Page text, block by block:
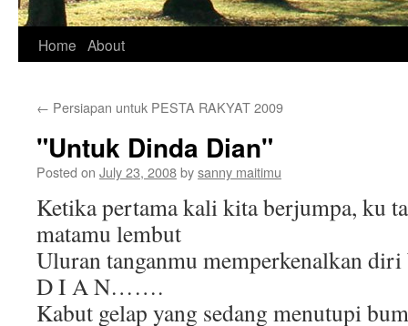
Skip
content
Home About
← Persiapan untuk PESTA RAKYAT 2009
"Untuk Dinda Dian"
Posted on July 23, 2008bysanny maitimu
Ketika pertama kali kita berjumpa, ku
matamu lembut
Uluran tanganmu memperkenalkan diri
D I A N…….
Kabut gelap yang sedang menutupi